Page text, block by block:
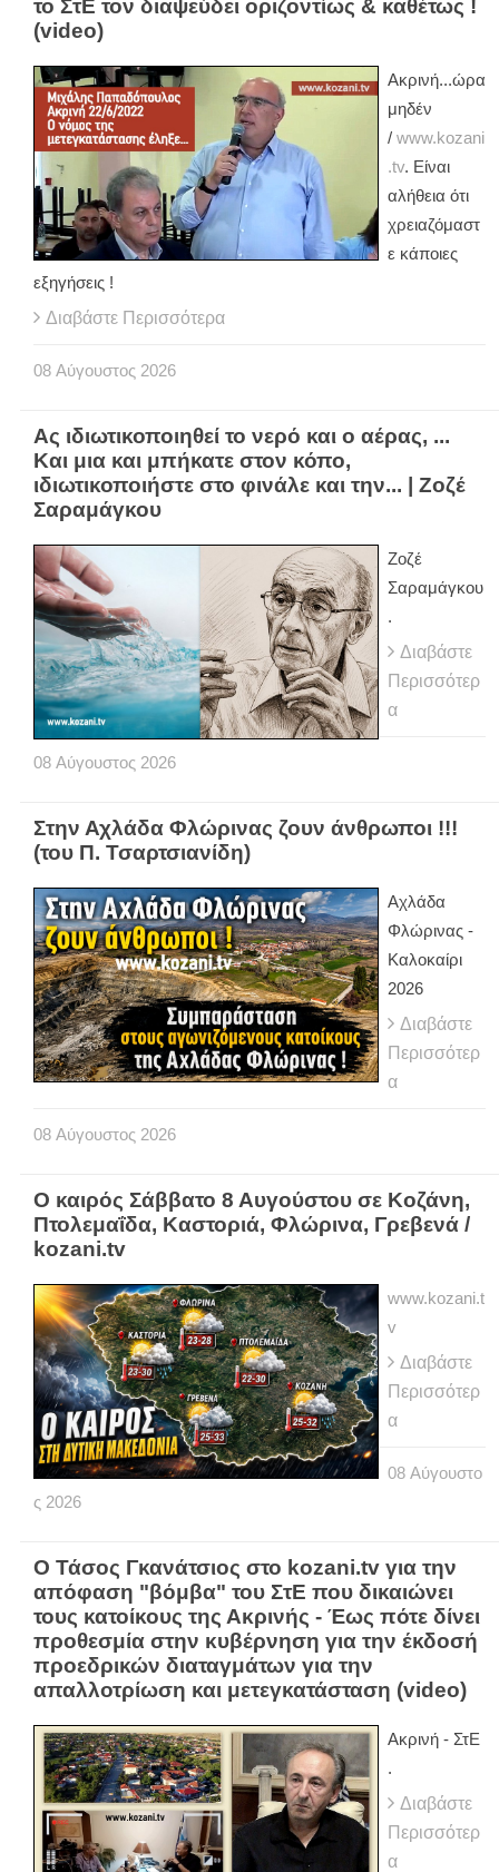
το ΣτΕ τον διαψεύδει οριζοντίως & καθέτως !
(video)
Ακρινή...ώρα
μηδέν
/ www.kozani
.tv. Είναι
αλήθεια ότι
χρειαζόμαστ
ε κάποιες
εξηγήσεις !
Διαβάστε Περισσότερα
08 Αύγουστος 2026
Ας ιδιωτικοποιηθεί το νερό και ο αέρας, ...
Και μια και μπήκατε στον κόπο,
ιδιωτικοποιήστε στο φινάλε και την... | Ζοζέ
Σαραμάγκου
Ζοζέ
Σαραμάγκου
.
Διαβάστε
Περισσότερ
α
08 Αύγουστος 2026
Στην Αχλάδα Φλώρινας ζουν άνθρωποι !!!
(του Π. Τσαρτσιανίδη)
Αχλάδα
Φλώρινας -
Καλοκαίρι
2026
Διαβάστε
Περισσότερ
α
08 Αύγουστος 2026
Ο καιρός Σάββατο 8 Αυγούστου σε Κοζάνη,
Πτολεμαΐδα, Καστοριά, Φλώρινα, Γρεβενά /
kozani.tv
www.kozani.t
v
Διαβάστε
Περισσότερ
α
08 Αύγουστο
ς 2026
Ο Τάσος Γκανάτσιος στο kozani.tv για την
απόφαση "βόμβα" του ΣτΕ που δικαιώνει
τους κατοίκους της Ακρινής - Έως πότε δίνει
προθεσμία στην κυβέρνηση για την έκδοσή
προεδρικών διαταγμάτων για την
απαλλοτρίωση και μετεγκατάσταση (video)
Ακρινή - ΣτΕ
.
Διαβάστε
Περισσότερ
α